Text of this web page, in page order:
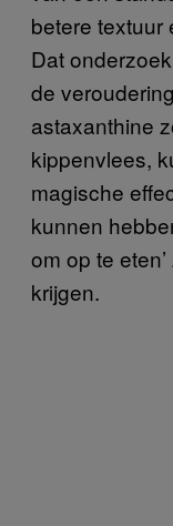
betere textuur
Dat
de
astaxanthine
kippenvlees,
magische
kunnen
om op te
krijgen.